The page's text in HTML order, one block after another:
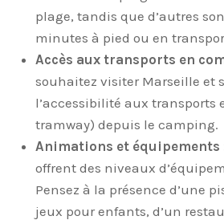
plage, tandis que d’autres
minutes à pied ou en
Accès aux transports en
souhaitez visiter Marseille et
l’accessibilité aux transports
tramway) depuis le camping.
Animations et équipements
offrent des niveaux
Pensez à la présence d’une
jeux pour enfants, d’un